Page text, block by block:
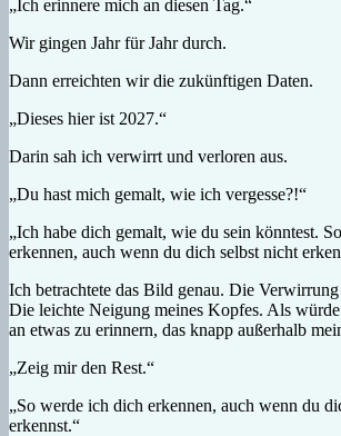
„Ich erinnere mich an diesen Tag.“
Wir gingen Jahr für Jahr durch.
Dann erreichten wir die zukünftigen Daten.
„Dieses hier ist 2027.“
Darin sah ich verwirrt und verloren aus.
„Du hast mich gemalt, wie ich vergesse?!“
„Ich habe dich gemalt, wie du sein könntest.
erkennen, auch wenn du dich selbst nicht
Ich betrachtete das Bild genau. Die
Die leichte Neigung meines Kopfes. Als
an etwas zu erinnern, das knapp außerhalb
„Zeig mir den Rest.“
„So werde ich dich erkennen, auch wenn du
erkennst.“